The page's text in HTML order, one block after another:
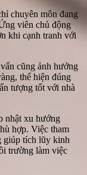
chuyên môn đang
viên chủ động
khi cạnh tranh với
cũng ảnh hưởng
thể hiện đúng
tượng tốt với nhà
nhật xu hướng
hợp. Việc tham
giúp tích lũy kinh
trường làm việc